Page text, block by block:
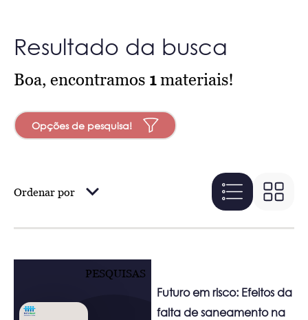
Resultado da busca
Boa, encontramos 1materiais!
Opções de pesquisa!
Ordenar por
PESQUISAS
Futuro em risco: Efeitos da
falta de saneamento na